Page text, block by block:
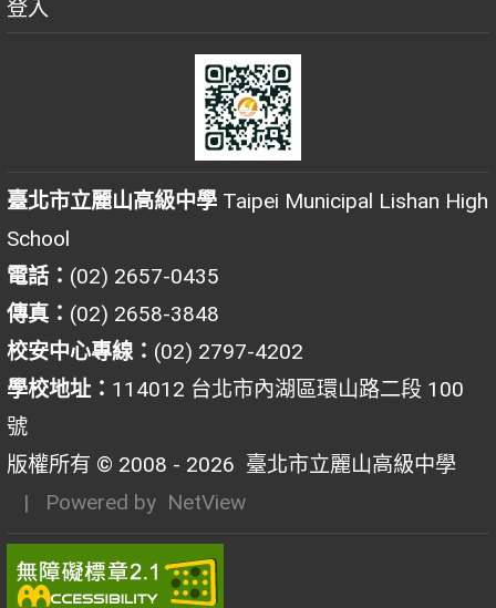
登入
臺北市立麗山高級中學 Taipei Municipal Lishan High
School
電話： (02) 2657-0435
傳真： (02) 2658-3848
校安中心專線： (02) 2797-4202
學校地址： 114012 台北市內湖區環山路二段 100
號
版權所有 © 2008 - 2026 臺北市立麗山高級中學
| Powered by NetView